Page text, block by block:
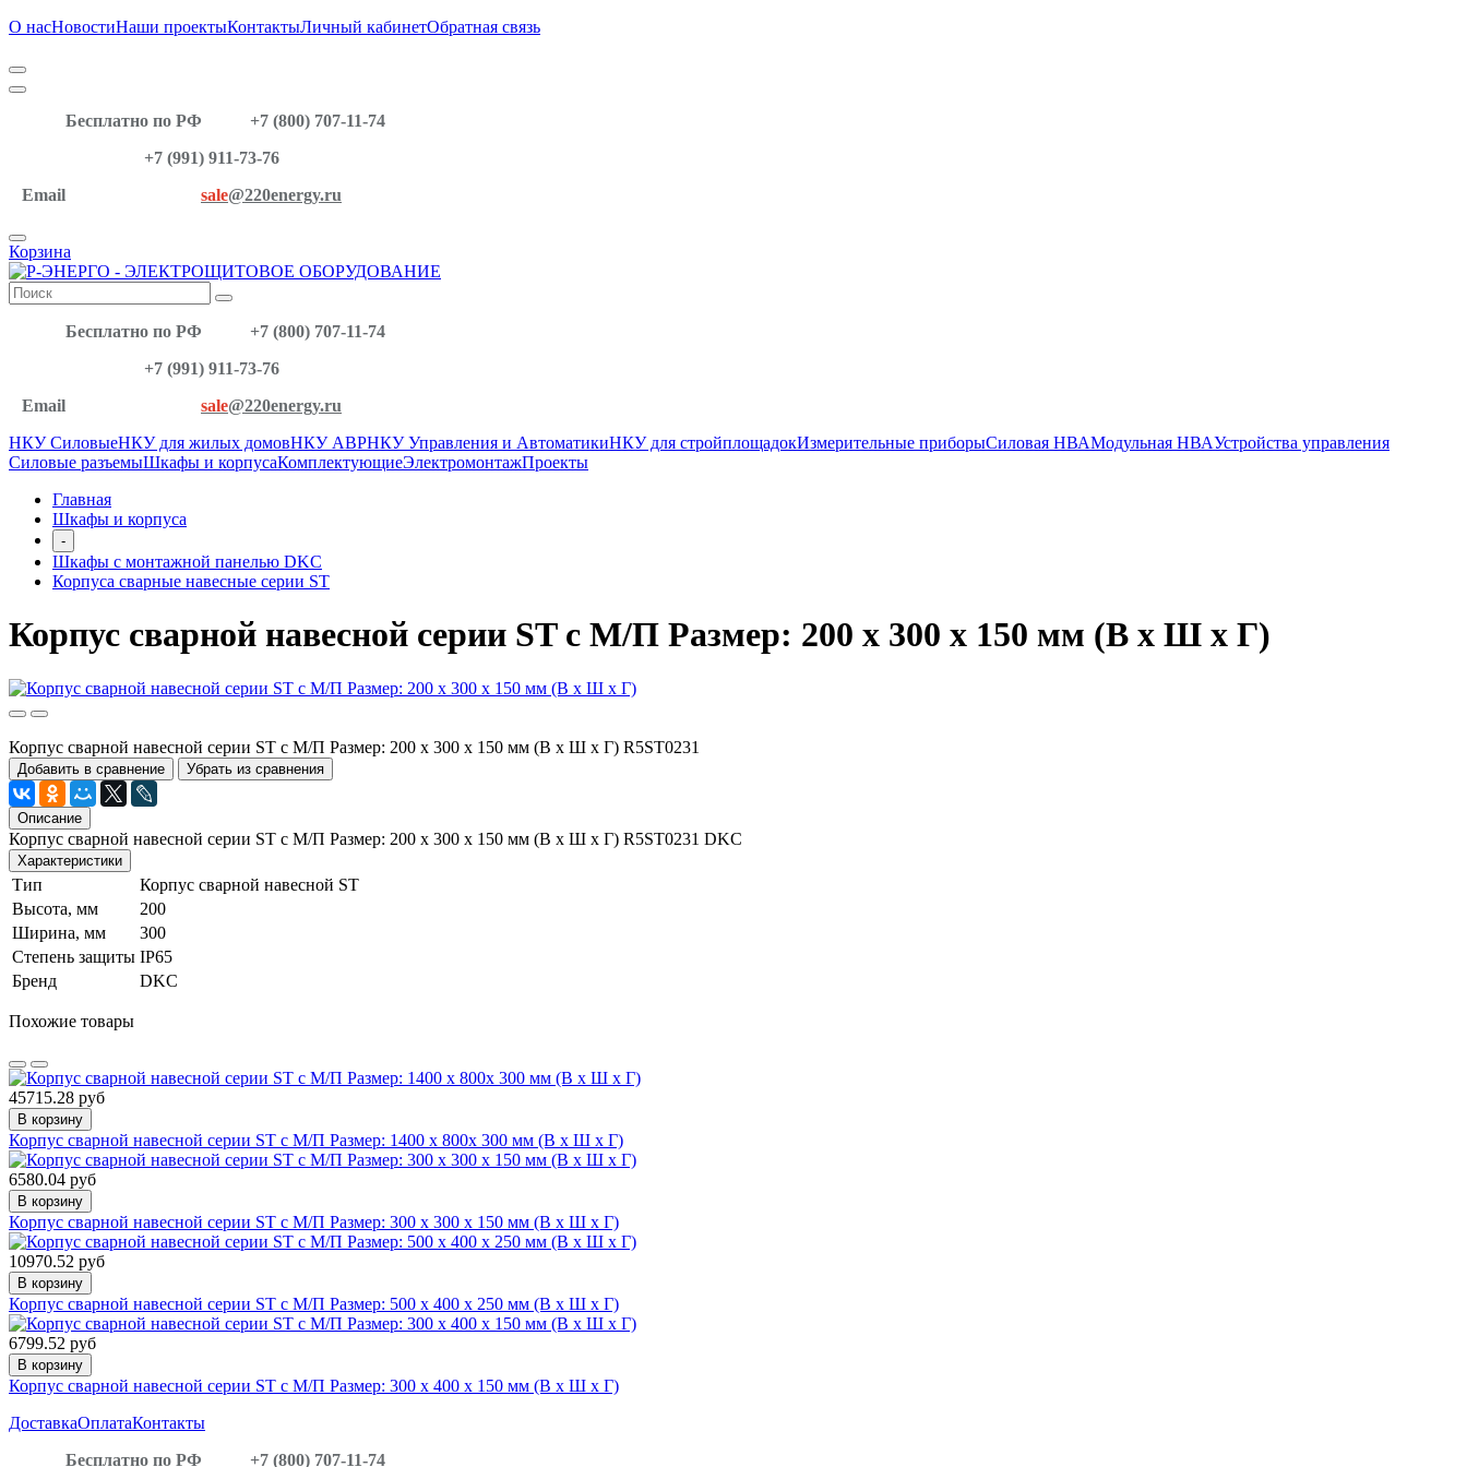
О насНовостиНаши проектыКонтактыЛичный кабинетОбратная связь
Бесплатно по РФ
+7 (800) 707-11-74
+7 (991) 911-73-76
Email
sale@220energy.ru
Корзина
Бесплатно по РФ
+7 (800) 707-11-74
+7 (991) 911-73-76
Email
sale@220energy.ru
НКУ СиловыеНКУ для жилых домовНКУ АВРНКУ Управления и АвтоматикиНКУ для стройплощадокИзмерительные приборыСиловая НВАМодульная НВАУстройства управления
Силовые разъемыШкафы и корпусаКомплектующиеЭлектромонтажПроекты
Главная
Шкафы и корпуса
-
Шкафы с монтажной панелью DKC
Корпуса сварные навесные серии ST
Корпус сварной навесной серии ST с М/П Размер: 200 x 300 x 150 мм (В х Ш х Г)
Корпус сварной навесной серии ST с М/П Размер: 200 x 300 x 150 мм (В х Ш х Г) R5ST0231
Добавить в сравнение Убрать из сравнения
Описание
Корпус сварной навесной серии ST с М/П Размер: 200 x 300 x 150 мм (В х Ш х Г) R5ST0231 DKC
Характеристики
Тип
Корпус сварной навесной ST
Высота, мм
200
Ширина, мм
300
Степень защиты IP65
Бренд
DKC
Похожие товары
45715.28 руб
В корзину
Корпус сварной навесной серии ST с М/П Размер: 1400 x 800x 300 мм (В х Ш х Г)
6580.04 руб
В корзину
Корпус сварной навесной серии ST с М/П Размер: 300 x 300 x 150 мм (В х Ш х Г)
10970.52 руб
В корзину
Корпус сварной навесной серии ST с М/П Размер: 500 x 400 x 250 мм (В х Ш х Г)
6799.52 руб
В корзину
Корпус сварной навесной серии ST с М/П Размер: 300 x 400 x 150 мм (В х Ш х Г)
ДоставкаОплатаКонтакты
Бесплатно по РФ
+7 (800) 707-11-74